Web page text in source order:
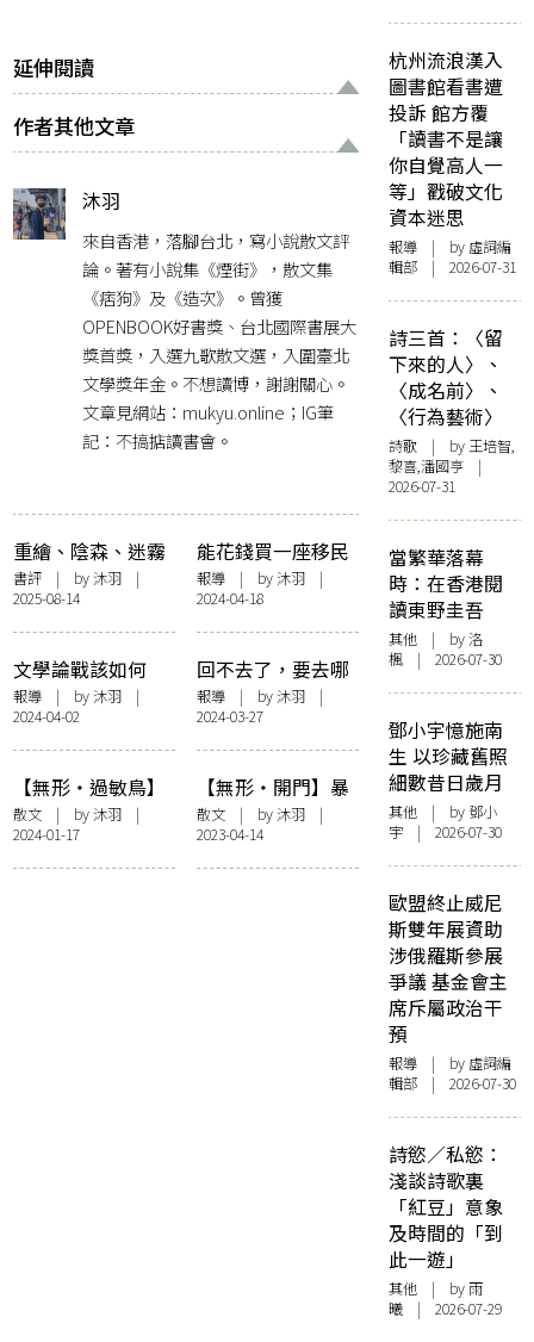
延伸閱讀
作者其他文章
沐羽
來自香港，落腳台北，寫小說散文評
論。著有小說集《煙街》，散文集
《痞狗》及《造次》。曾獲
OPENBOOK好書獎、台北國際書展大
獎首獎，入選九歌散文選，入圍臺北
文學獎年金。不想讀博，謝謝關心。
文章見網站：mukyu.online；IG筆
記：不搞掂讀書會。
重繪、陰森、迷霧
——韓麗珠的《裸
山》氛圍
書評 | by沐羽 |
2025-08-14
能花錢買一座移民
的島，能不能買到
港式混雜性？——
楊佳嫻 × 鄧小樺
× 羅貴祥「臺北．
香港．雙城跨域」
講座側記
報導| by沐羽|
2024-04-18
文學論戰該如何
打？由香港打到台
灣的一段往事——
羅貴祥 x 朱宥勳
「要不要直接
說？」講座側記
報導 | by沐羽 |
2024-04-02
回不去了，要去哪
裡？——「文學的
原鄉與異鄉：陳慧
X沐羽」講座側記
報導| by沐羽|
2024-03-27
【無形・過敏鳥】
左右右左移動
散文 | by沐羽 |
2024-01-17
【無形・開門】暴
力鄰舍
散文| by沐羽|
2023-04-14
杭州流浪漢入
圖書館看書遭
投訴 館方覆
「讀書不是讓
你自覺高人一
等」戳破文化
資本迷思
報導 | by 虛詞編
輯部 | 2026-07-31
詩三首：〈留
下來的人〉、
〈成名前〉、
〈行為藝術〉
詩歌 | by 王培智,
黎喜,潘國亨 |
2026-07-31
當繁華落幕
時：在香港閱
讀東野圭吾
其他 | by洛
楓 | 2026-07-30
鄧小宇憶施南
生 以珍藏舊照
細數昔日歲月
其他 | by 鄧小
宇 | 2026-07-30
歐盟終止威尼
斯雙年展資助
涉俄羅斯參展
爭議 基金會主
席斥屬政治干
預
報導 | by 虛詞編
輯部 | 2026-07-30
詩慾／私慾：
淺談詩歌裏
「紅豆」意象
及時間的「到
此一遊」
其他 | by 雨
曦 | 2026-07-29